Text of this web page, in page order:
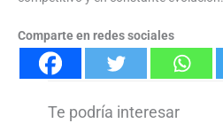
Comparte en redes sociales